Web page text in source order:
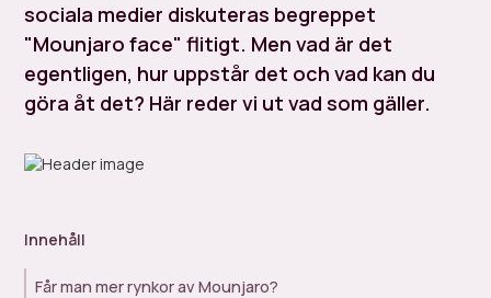
sociala medier diskuteras begreppet
"Mounjaro face" flitigt. Men vad är det
egentligen, hur uppstår det och vad kan du
göra åt det? Här reder vi ut vad som gäller.
Innehåll
Får man mer rynkor av Mounjaro?